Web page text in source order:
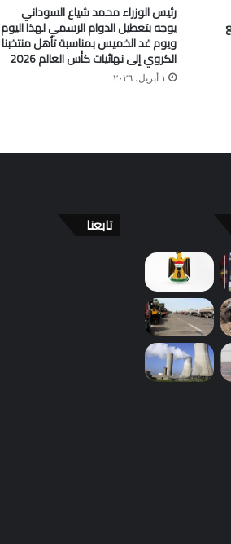
رئيس الوزراء محمد شياع السوداني
يوجه بتعطيل الدوام الرسمي لهذا اليوم
ويوم غد الخميس بمناسبة تأهل منتخبنا
الكروي إلى نهائيات كأس العالم 2026
١ أبريل، ٢٠٢٦
تابعنا